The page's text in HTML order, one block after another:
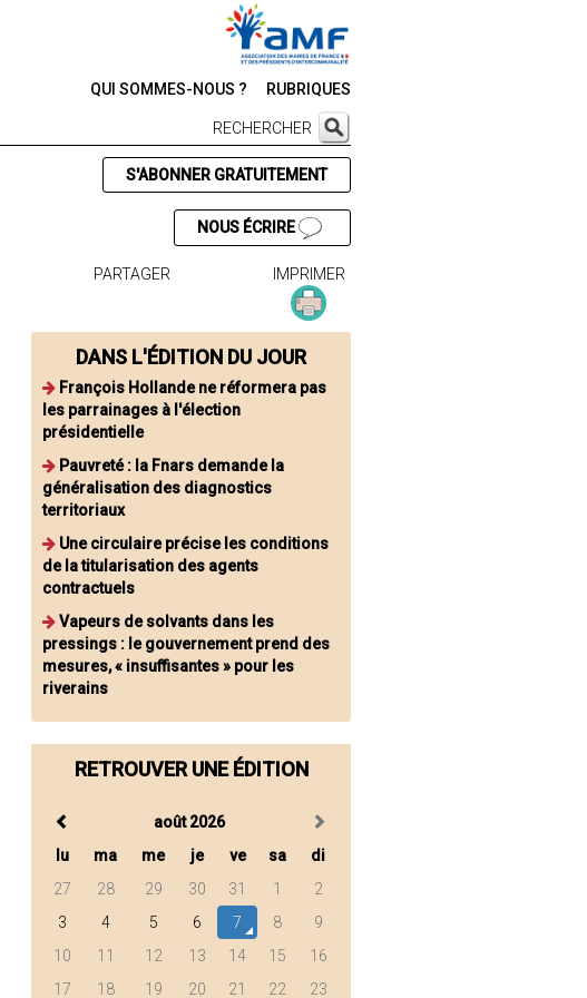
QUI SOMMES-NOUS ? RUBRIQUES
RECHERCHER
S'ABONNER GRATUITEMENT
NOUS ÉCRIRE
PARTAGER IMPRIMER
DANS L'ÉDITION DU JOUR
François Hollande ne réformera pas
les parrainages à l'élection
présidentielle
Pauvreté : la Fnars demande la
généralisation des diagnostics
territoriaux
Une circulaire précise les conditions
de la titularisation des agents
contractuels
Vapeurs de solvants dans les
pressings : le gouvernement prend des
mesures, « insuffisantes » pour les
riverains
RETROUVER UNE ÉDITION
août 2026
lu
ma me je ve sa
di
27
28 29 30 31 1
2
3
4 5 6 7 8
9
10
11 12 13 14 15
16
17
18 19 20 21 22 23